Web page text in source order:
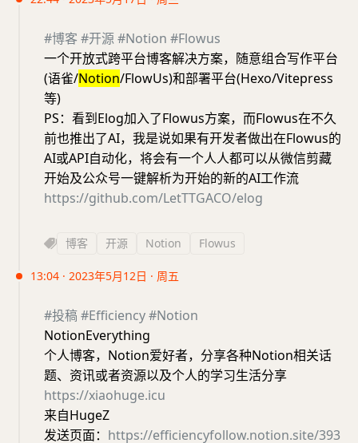
#博客 #开源#Notion #Flowus
一个开放式跨平台博客解决方案，随意组合写作平台
(语雀/Notion/FlowUs)和部署平台(Hexo/Vitepress
等)
PS：看到Elog加入了Flowus方案，而Flowus在不久
前也推出了AI，我是说如果有开发者做出在Flowus的
AI或API自动化，将会有一个人人都可以从微信剪藏
开始及公众号一键解析为开始的新的AI工作流
https://github.com/LetTTGACO/elog
博客 开源 Notion Flowus
13:04 · 2023年5月12日 · 周五
#投稿#Efficiency#Notion
NotionEverything
个人博客，Notion爱好者，分享各种Notion相关话
题、资讯或者资源以及个人的学习生活分享
https://xiaohuge.icu
来自HugeZ
发送页面： https://efficiencyfollow.notion.site/393